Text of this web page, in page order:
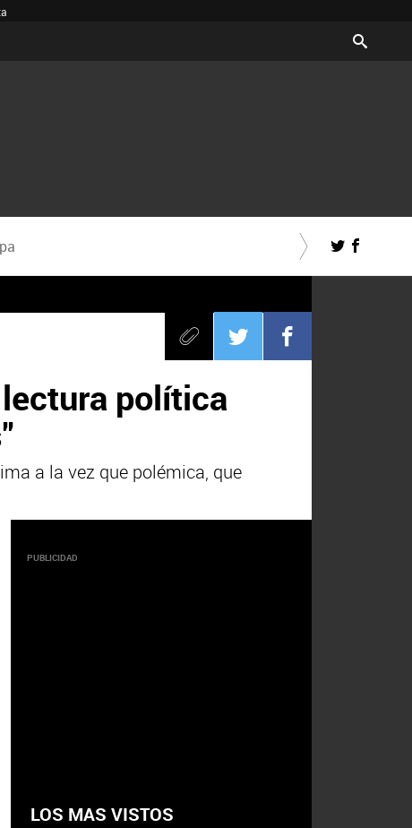
política
a la vez que polémica, que
PUBLICIDAD
LOS MAS VISTOS